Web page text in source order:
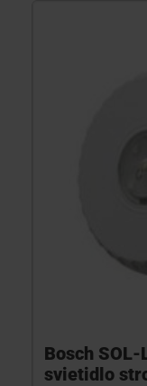
Bosch
svietidlo